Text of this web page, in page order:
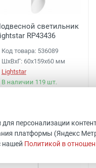
светильник
RP43436
Код товара: 536089
ШхВхГ: 60x159x60 мм
Lightstar
В наличии 119 шт.
Купитьперсонализации
платформы (Яндекс
нашей Политикой в